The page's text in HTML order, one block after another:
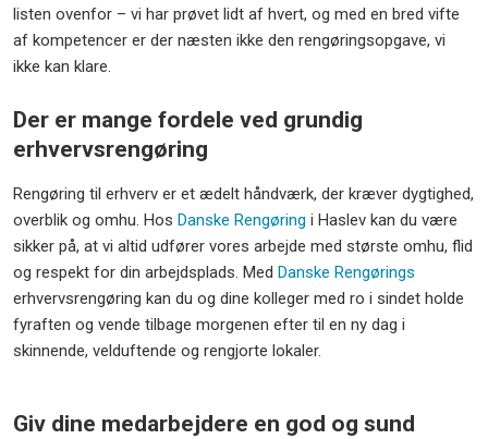
listen ovenfor – vi har prøvet lidt af hvert, og med en bred vifte
af kompetencer er der næsten ikke den rengøringsopgave, vi
ikke kan klare.
Der er mange fordele ved grundig
erhvervsrengøring
Rengøring til erhverv er et ædelt håndværk, der kræver dygtighed,
overblik og omhu. Hos Danske Rengøring i Haslev kan du være
sikker på, at vi altid udfører vores arbejde med største omhu, flid
og respekt for din arbejdsplads. Med Danske Rengørings
erhvervsrengøring kan du og dine kolleger med ro i sindet holde
fyraften og vende tilbage morgenen efter til en ny dag i
skinnende, velduftende og rengjorte lokaler.
Giv dine medarbejdere en god og sund